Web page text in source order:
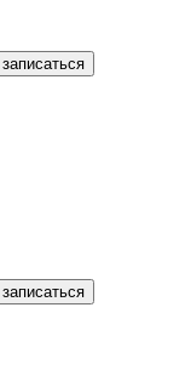
записаться
записаться